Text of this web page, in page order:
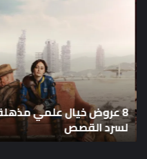
مذهلة
بصريًا
تضع
معايير
جديدة
لسرد
القصص
8 عروض خيال علمي
لسرد القصص